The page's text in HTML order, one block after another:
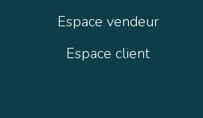
Espace vendeur
Espace client